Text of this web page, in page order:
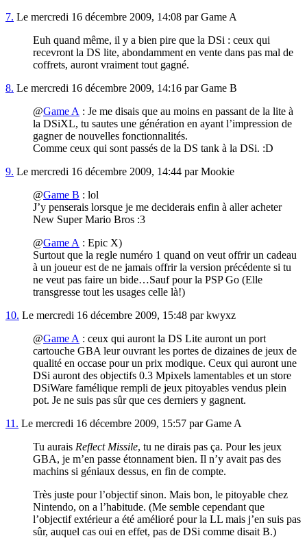
7. Le mercredi 16 décembre 2009, 14:08 par Game A
Euh quand même, il y a bien pire que la DSi : ceux qui
recevront la DS lite, abondamment en vente dans pas mal de
coffrets, auront vraiment tout gagné.
8. Le mercredi 16 décembre 2009, 14:16 par Game B
@Game A : Je me disais que au moins en passant de la lite à
la DSiXL, tu sautes une génération en ayant l’impression de
gagner de nouvelles fonctionnalités.
Comme ceux qui sont passés de la DS tank à la DSi. :D
9. Le mercredi 16 décembre 2009, 14:44 par Mookie
@Game B : lol
J’y penserais lorsque je me deciderais enfin à aller acheter
New Super Mario Bros :3
@Game A : Epic X)
Surtout que la regle numéro 1 quand on veut offrir un cadeau
à un joueur est de ne jamais offrir la version précédente si tu
ne veut pas faire un bide…Sauf pour la PSP Go (Elle
transgresse tout les usages celle là!)
10. Le mercredi 16 décembre 2009, 15:48 par kwyxz
@Game A : ceux qui auront la DS Lite auront un port
cartouche GBA leur ouvrant les portes de dizaines de jeux de
qualité en occase pour un prix modique. Ceux qui auront une
DSi auront des objectifs 0.3 Mpixels lamentables et un store
DSiWare famélique rempli de jeux pitoyables vendus plein
pot. Je ne suis pas sûr que ces derniers y gagnent.
11. Le mercredi 16 décembre 2009, 15:57 par Game A
Tu aurais Reflect Missile, tu ne dirais pas ça. Pour les jeux
GBA, je m’en passe étonnament bien. Il n’y avait pas des
machins si géniaux dessus, en fin de compte.
Très juste pour l’objectif sinon. Mais bon, le pitoyable chez
Nintendo, on a l’habitude. (Me semble cependant que
l’objectif extérieur a été amélioré pour la LL mais j’en suis pas
sûr, auquel cas oui en effet, pas de DSi comme disait B.)